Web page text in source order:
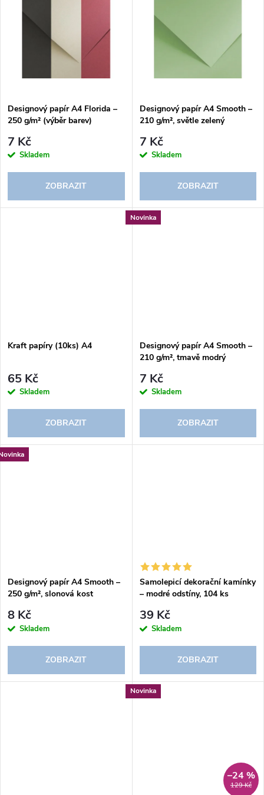
ů
Designový papír A4 Florida –
250 g/m² (výběr barev)
7 Kč
Skladem
ZOBRAZIT
Designový papír A4 Smooth –
210 g/m², světle zelený
7 Kč
Skladem
ZOBRAZIT
Kraft papíry (10ks) A4
65 Kč
Skladem
ZOBRAZIT
Novinka
Designový papír A4 Smooth –
210 g/m², tmavě modrý
7 Kč
Skladem
ZOBRAZIT
Designový papír A4 Smooth –
250 g/m², slonová kost
8 Kč
Skladem
ZOBRAZIT
Samolepicí dekorační kamínky
– modré odstíny, 104 ks
39 Kč
Skladem
ZOBRAZIT
Novinka
129 Kč
–24 %